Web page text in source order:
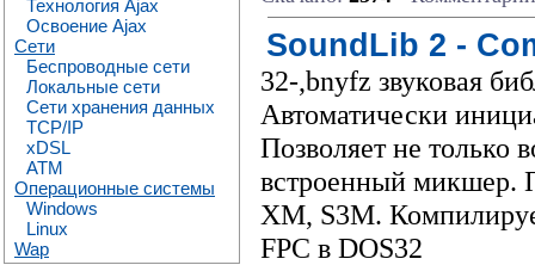
Технология Ajax
Освоение Ajax
Сети
Беспроводные сети
Локальные сети
Сети хранения данных
TCP/IP
xDSL
ATM
Операционные системы
Windows
Linux
Wap
SoundLib 2 -
32-,bnyfz звуковая
Автоматически
Позволяет не только
встроенный микшер.
XM, S3M.
FPC в DOS32